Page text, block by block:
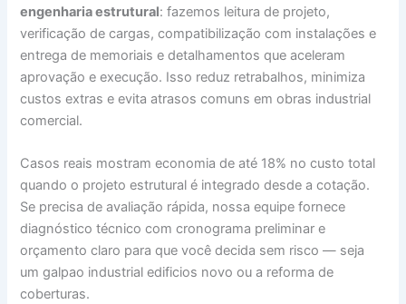
engenharia estrutural: fazemos leitura de projeto,
verificação de cargas, compatibilização com instalações e
entrega de memoriais e detalhamentos que aceleram
aprovação e execução. Isso reduz retrabalhos, minimiza
custos extras e evita atrasos comuns em obras industrial
comercial.
Casos reais mostram economia de até 18% no custo total
quando o projeto estrutural é integrado desde a cotação.
Se precisa de avaliação rápida, nossa equipe fornece
diagnóstico técnico com cronograma preliminar e
orçamento claro para que você decida sem risco — seja
um galpao industrial edificios novo ou a reforma de
coberturas.